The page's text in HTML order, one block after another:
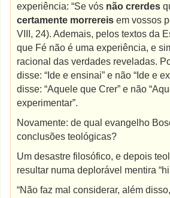
experiência: “Se vós não crerdes
certamente morrereis em vossos
VIII, 24). Ademais, pelos textos da
que Fé não é uma experiência, e
racional das verdades reveladas.
disse: “Ide e ensinai” e não “Ide e
disse: “Aquele que Crer” e não
experimentar”.
Novamente: de qual evangelho
conclusões teológicas?
Um desastre filosófico, e depois
resultar numa deplorável mentira
“Não faz mal considerar, além